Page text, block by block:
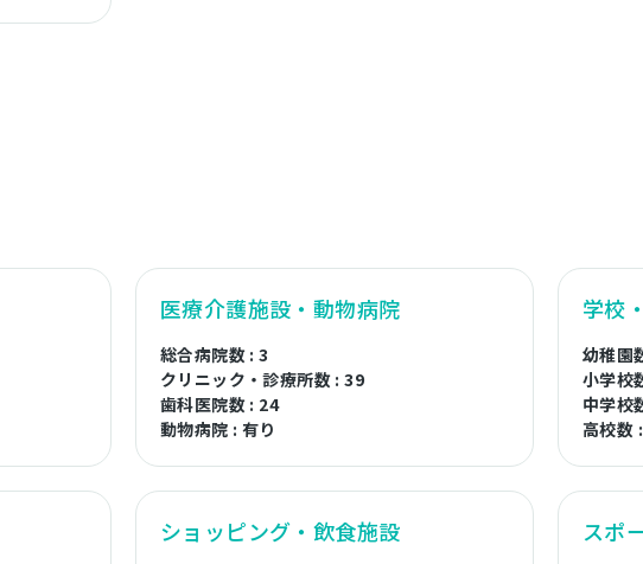
医療介護施設・動物病院
総合病院数 : 3
クリニック・診療所数 : 39
歯科医院数 : 24
動物病院 : 有り
学校
幼稚園
小学校
中学校
高校数
ショッピング・飲食施設 スポ